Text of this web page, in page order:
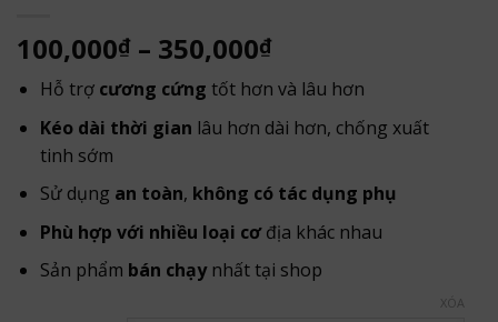
100,000₫ – 350,000₫Khoảng
giá:
từ
100,000₫
350,000₫
Hỗ trợ cương cứng tốt hơn và lâu hơn
Kéo dài thời gian lâu hơn dài hơn, chống xuất
tinh sớm
Sử dụng an toàn, không có tác dụng phụ
Phù hợp với nhiều loại cơđịa khác nhau
Sản phẩm bán chạynhất tại shop
XÓA